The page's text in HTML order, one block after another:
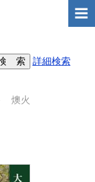
詳細検索
燠火